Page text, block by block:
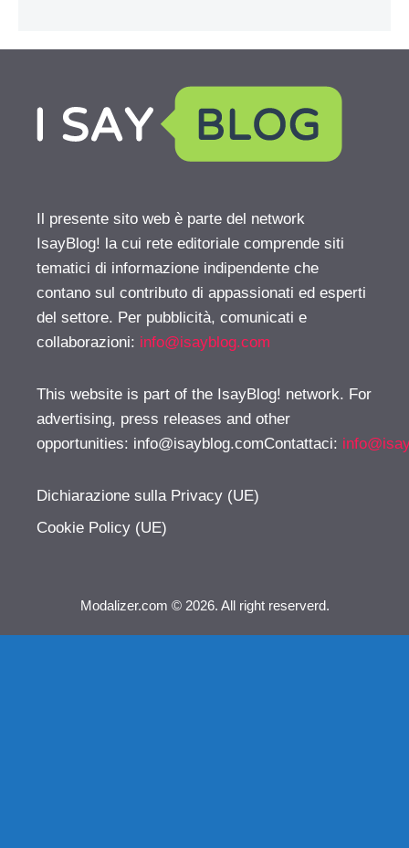
Il presente sito web è parte del network
IsayBlog! la cui rete editoriale comprende siti
tematici di informazione indipendente che
contano sul contributo di appassionati ed esperti
del settore. Per pubblicità, comunicati e
collaborazioni: info@isayblog.com
This website is part of the IsayBlog! network. For
advertising, press releases and other
opportunities: info@isayblog.comContattaci:
Dichiarazione sulla Privacy (UE)
Cookie Policy (UE)
Modalizer.com © 2026. All right reserverd.